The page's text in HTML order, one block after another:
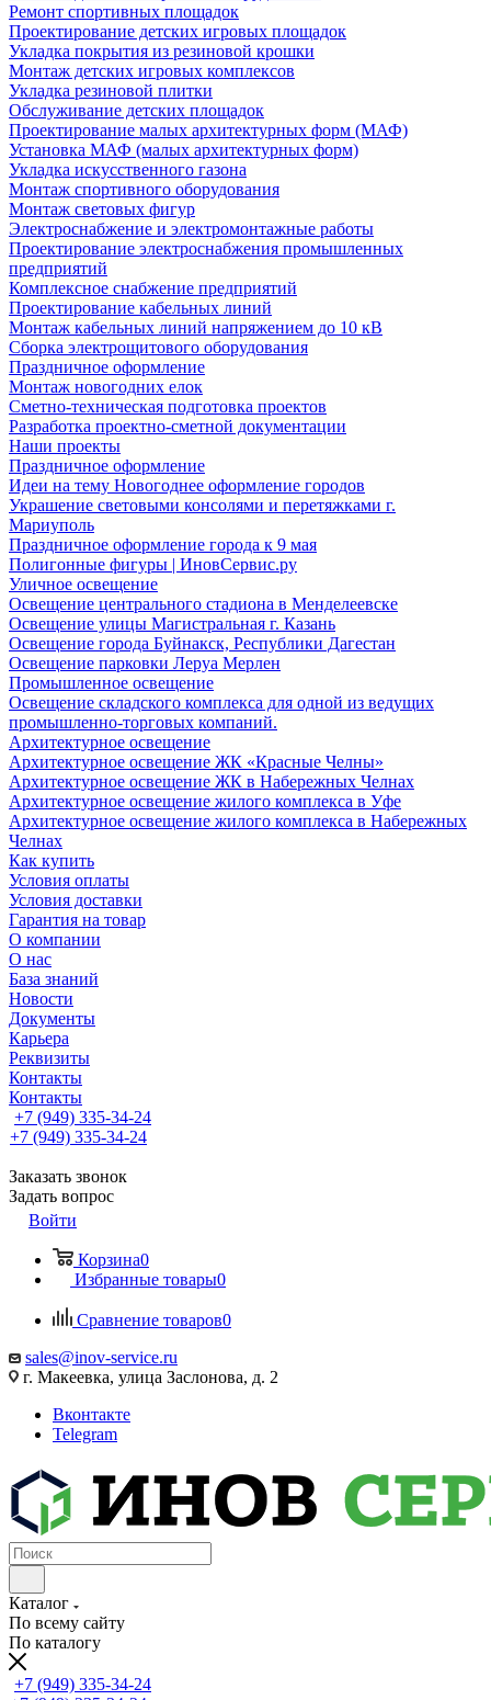
Ремонт спортивных площадок
Проектирование детских игровых площадок
Укладка покрытия из резиновой крошки
Монтаж детских игровых комплексов
Укладка резиновой плитки
Обслуживание детских площадок
Проектирование малых архитектурных форм (МАФ)
Установка МАФ (малых архитектурных форм)
Укладка искусственного газона
Монтаж спортивного оборудования
Монтаж световых фигур
Электроснабжение и электромонтажные работы
Проектирование электроснабжения промышленных
предприятий
Комплексное снабжение предприятий
Проектирование кабельных линий
Монтаж кабельных линий напряжением до 10 кВ
Сборка электрощитового оборудования
Праздничное оформление
Монтаж новогодних елок
Сметно-техническая подготовка проектов
Разработка проектно-сметной документации
Наши проекты
Праздничное оформление
Идеи на тему Новогоднее оформление городов
Украшение световыми консолями и перетяжками г.
Мариуполь
Праздничное оформление города к 9 мая
Полигонные фигуры | ИновСервис.ру
Уличное освещение
Освещение центрального стадиона в Менделеевске
Освещение улицы Магистральная г. Казань
Освещение города Буйнакск, Республики Дагестан
Освещение парковки Леруа Мерлен
Промышленное освещение
Освещение складского комплекса для одной из ведущих
промышленно-торговых компаний.
Архитектурное освещение
Архитектурное освещение ЖК «Красные Челны»
Архитектурное освещение ЖК в Набережных Челнах
Архитектурное освещение жилого комплекса в Уфе
Архитектурное освещение жилого комплекса в Набережных
Челнах
Как купить
Условия оплаты
Условия доставки
Гарантия на товар
О компании
О нас
База знаний
Новости
Документы
Карьера
Реквизиты
Контакты
Контакты
+7 (949) 335-34-24
+7 (949) 335-34-24
Заказать звонок
Задать вопрос
Войти
Корзина0
Избранные товары0
Сравнение товаров0
sales@inov-service.ru
г. Макеевка, улица Заслонова, д. 2
Вконтакте
Telegram
Каталог
По всему сайту
По каталогу
+7 (949) 335-34-24